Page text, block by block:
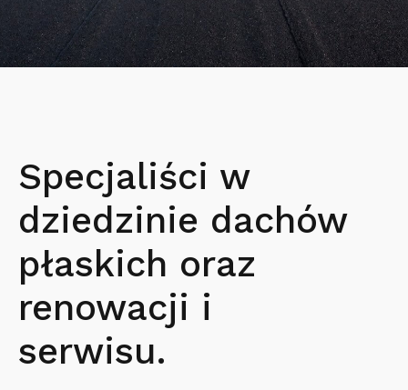
Specjaliści w
dziedzinie dachów
płaskich oraz
renowacji i
serwisu.